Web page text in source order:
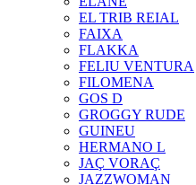
EL TRIB REIAL
FAIXA
FLAKKA
FELIU VENTURA
FILOMENA
GOS D
GROGGY RUDE
GUINEU
HERMANO L
JAÇ VORAÇ
JAZZWOMAN